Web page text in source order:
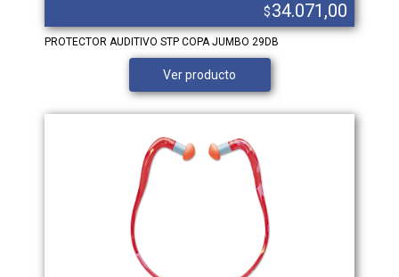
$34.071,00
PROTECTOR AUDITIVO STP COPA JUMBO 29DB
Ver producto